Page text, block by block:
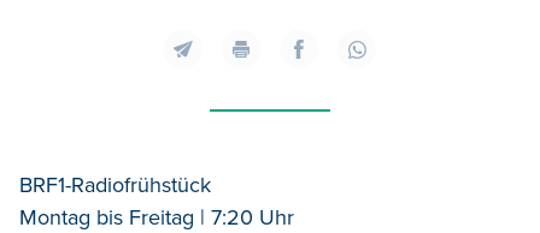
BRF1-Radiofrühstück
Montag bis Freitag | 7:20 Uhr